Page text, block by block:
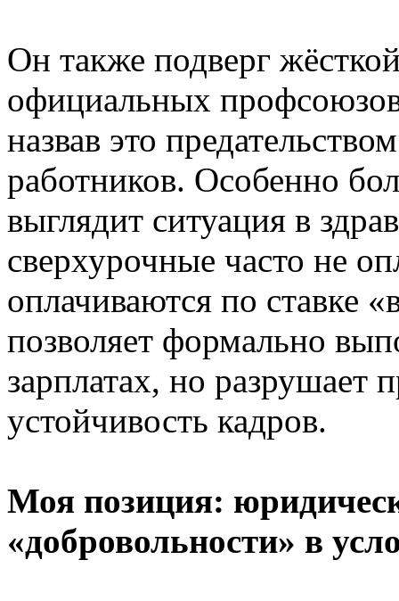
Он также подверг
официальных
назвав это
работников. Особенно
выглядит ситуация в
сверхурочные часто не
оплачиваются по ставке
позволяет формально
зарплатах, но разрушает
устойчивость кадров.
Моя позиция:
«добровольности» в